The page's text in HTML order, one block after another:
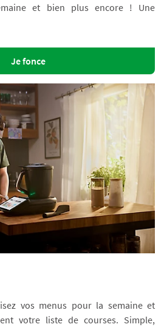
et bien plus encore ! Une
Je fonce
vos menus pour la semaine et
votre liste de courses. Simple,